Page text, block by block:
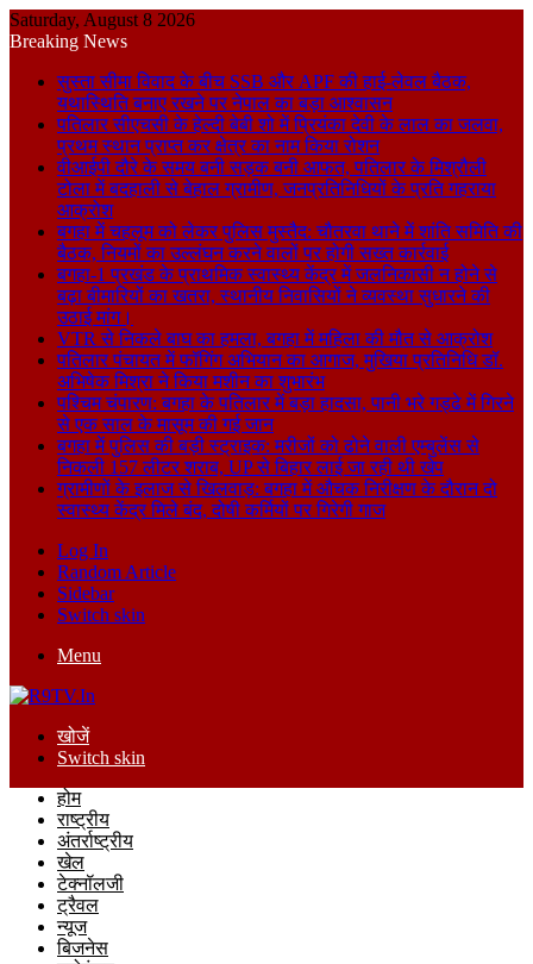
Saturday, August 8 2026
Breaking News
सुस्ता सीमा विवाद के बीच SSB और APF की हाई-लेवल बैठक,
यथास्थिति बनाए रखने पर नेपाल का बड़ा आश्वासन
पतिलार सीएचसी के हेल्दी बेबी शो में प्रियंका देवी के लाल का जलवा,
प्रथम स्थान प्राप्त कर क्षेत्र का नाम किया रोशन
वीआईपी दौरे के समय बनी सड़क बनी आफत, पतिलार के मिश्रौली
टोला में बदहाली से बेहाल ग्रामीण, जनप्रतिनिधियों के प्रति गहराया
आक्रोश
बगहा में चहलूम को लेकर पुलिस मुस्तैद: चौतरवा थाने में शांति समिति की
बैठक, नियमों का उल्लंघन करने वालों पर होगी सख्त कार्रवाई
बगहा-1 प्रखंड के प्राथमिक स्वास्थ्य केंद्र में जलनिकासी न होने से
बढ़ा बीमारियों का खतरा, स्थानीय निवासियों ने व्यवस्था सुधारने की
उठाई मांग।
VTR से निकले बाघ का हमला, बगहा में महिला की मौत से आक्रोश
पतिलार पंचायत में फॉगिंग अभियान का आगाज, मुखिया प्रतिनिधि डॉ.
अभिषेक मिश्रा ने किया मशीन का शुभारंभ
पश्चिम चंपारण: बगहा के पतिलार में बड़ा हादसा, पानी भरे गड्ढे में गिरने
से एक साल के मासूम की गई जान
बगहा में पुलिस की बड़ी स्ट्राइक: मरीजों को ढोने वाली एम्बुलेंस से
निकली 157 लीटर शराब, UP से बिहार लाई जा रही थी खेप
ग्रामीणों के इलाज से खिलवाड़: बगहा में औचक निरीक्षण के दौरान दो
स्वास्थ्य केंद्र मिले बंद, दोषी कर्मियों पर गिरेगी गाज
Log In
Random Article
Sidebar
Switch skin
Menu
खोजें
Switch skin
होम
राष्ट्रीय
अंतर्राष्ट्रीय
खेल
टेक्नॉलजी
ट्रैवल
न्यूज
बिजनेस